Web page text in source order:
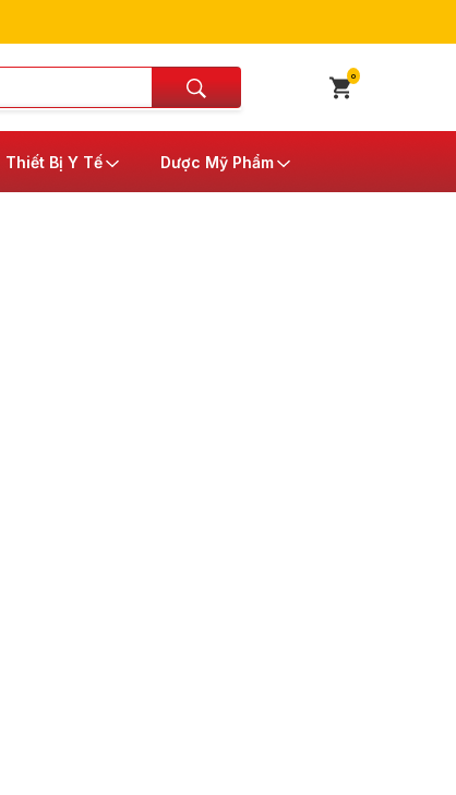
0
Thiết Bị Y Tế Dược Mỹ Phẩm